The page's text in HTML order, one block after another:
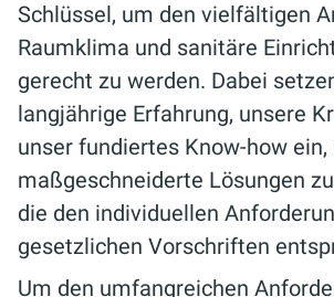
Schlüssel, um den vielfältigen
Raumklima und sanitäre
gerecht zu werden. Dabei
langjährige Erfahrung, unsere
unser fundiertes Know-how ein,
maßgeschneiderte Lösungen
die den individuellen
gesetzlichen Vorschriften
Um den umfangreichen